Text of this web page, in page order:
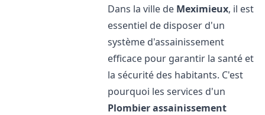
Dans la ville de Meximieux, il est
essentiel de disposer d'un
système d'assainissement
efficace pour garantir la santé et
la sécurité des habitants. C'est
pourquoi les services d'un
Plombier assainissement